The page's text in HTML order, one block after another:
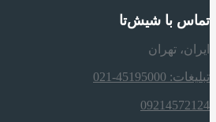
تماس با شیش‌تا
ایران، تهران
تبلیغات: 45195000-021
09214572124